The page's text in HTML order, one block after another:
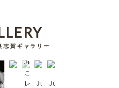
志賀ギャラリー
Jul/2023
これは超
レア。日
Jul/2023
Jul/2023